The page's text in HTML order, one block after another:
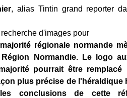
, alias Tintin grand reporter
régionale normande
Normandie. Le logo
pourrait être
plus précise de
les conclusions de cette